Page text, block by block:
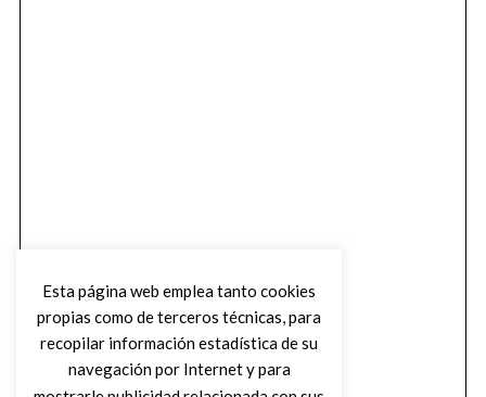
Esta página web emplea tanto cookies
propias como de terceros técnicas, para
recopilar información estadística de su
navegación por Internet y para